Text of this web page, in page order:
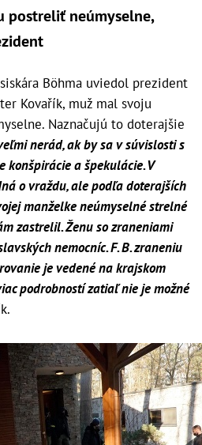
postreliť neúmyselne,
Böhma uviedol prezident
Kovařík, muž mal svoju
Naznačujú to doterajšie
nerád, ak by sa v súvislosti s
a špekulácie. V
o vraždu, ale podľa doterajších
manželke neúmyselné strelné
zastrelil. Ženu so zraneniami
nemocníc. F. B. zraneniu
je vedené na krajskom
podrobností zatiaľ nie je možné